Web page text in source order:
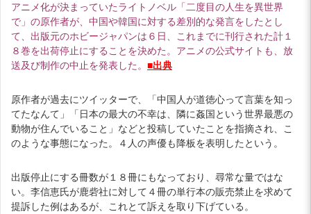
アニメ化が決まっていたライトノベル「二度目の人生を異世界
で」の原作者が、中国や韓国に対する差別的な発言をしたとし
て、出版元のホビージャパンは６日、これまでに刊行された計１
８巻を出荷停止にすることを決めた。アニメの公式サイトも、放
送及び制作の中止を発表した。 ■出典
原作者が過去にツイッターで、「中国人が道徳心って言葉を知っ
てたなんて」「日本の最大の不幸は、隣に姦国という世界最悪の
動物が住んでいること」などと投稿していたことを指摘され、こ
のような事態になった。４人の声優も降板を表明したという。
出版停止にする冊数が１８冊にもなっており、尋常な量ではな
い。李信恵氏が鹿砦社に対して４冊の単行本の販売禁止を求めて
提訴した例はあるが、これとて訴えを取り下げている。